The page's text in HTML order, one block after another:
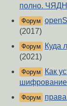
полно.
Форум
(2017)
Форум
Куда
(2021)
Форум
Как
Форум